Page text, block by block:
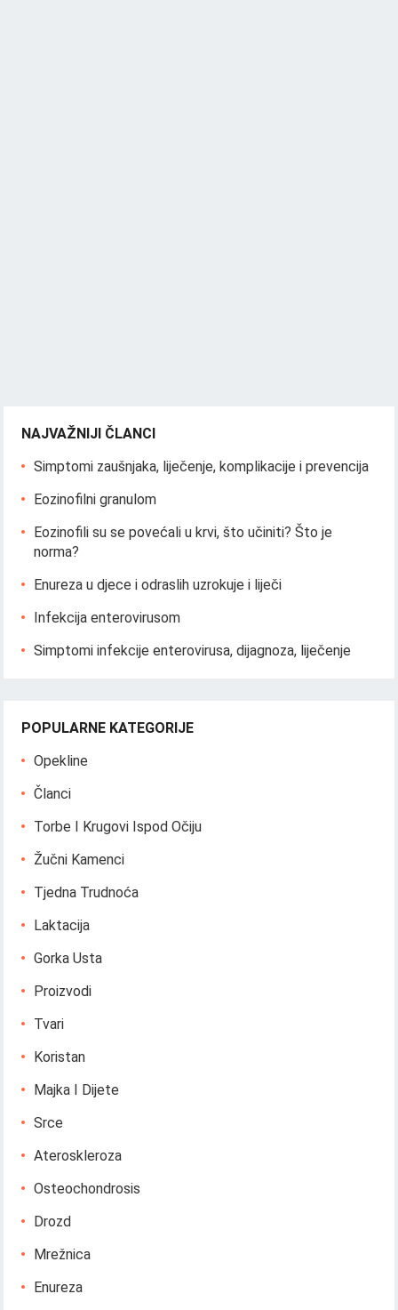
NAJVAŽNIJI ČLANCI
Simptomi zaušnjaka, liječenje, komplikacije i prevencija
Eozinofilni granulom
Eozinofili su se povećali u krvi, što učiniti? Što je
norma?
Enureza u djece i odraslih uzrokuje i liječi
Infekcija enterovirusom
Simptomi infekcije enterovirusa, dijagnoza, liječenje
POPULARNE KATEGORIJE
Opekline
Članci
Torbe I Krugovi Ispod Očiju
Žučni Kamenci
Tjedna Trudnoća
Laktacija
Gorka Usta
Proizvodi
Tvari
Koristan
Majka I Dijete
Srce
Ateroskleroza
Osteochondrosis
Drozd
Mrežnica
Enureza